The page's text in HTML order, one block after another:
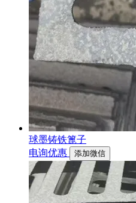
球墨铸铁篦子
电询优惠
添加微信